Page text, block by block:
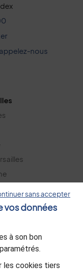
nous
sans accepter
vos données
à son bon
les cookies tiers